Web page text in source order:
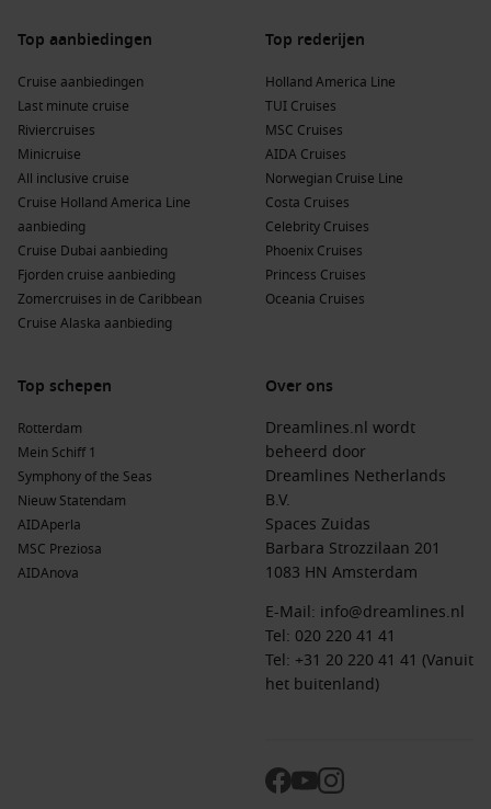
Top aanbiedingen
Cruise aanbiedingen
Last minute cruise
Riviercruises
Minicruise
All inclusive cruise
Cruise Holland America Line
aanbieding
Cruise Dubai aanbieding
Fjorden cruise aanbieding
Zomercruises in de Caribbean
Cruise Alaska aanbieding
Top rederijen
Holland America Line
TUI Cruises
MSC Cruises
AIDA Cruises
Norwegian Cruise Line
Costa Cruises
Celebrity Cruises
Phoenix Cruises
Princess Cruises
Oceania Cruises
Top schepen
Rotterdam
Mein Schiff 1
Symphony of the Seas
Nieuw Statendam
AIDAperla
MSC Preziosa
AIDAnova
Over ons
Dreamlines.nl wordt
beheerd door
Dreamlines Netherlands
B.V.
Spaces Zuidas
Barbara Strozzilaan 201
1083 HN Amsterdam
E-Mail: info@dreamlines.nl
Tel: 020 220 41 41
Tel: +31 20 220 41 41 (Vanuit
het buitenland)